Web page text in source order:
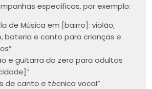
específicas, por exemplo:
de Música em [bairro]: violão,
bateria e canto para crianças e
e guitarra do zero para adultos
de canto e técnica vocal”